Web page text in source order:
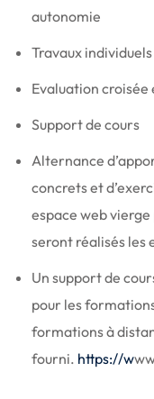
autonomie
Travaux
Evaluation
Support de cours
Alternance
concrets et
espace web
seront réalisés les
Un support de
pour les
formations à
fourni. https://w